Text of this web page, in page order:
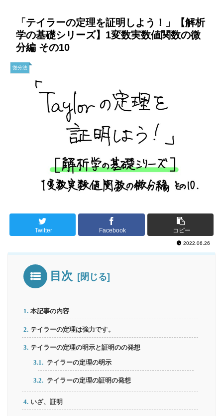
「テイラーの定理を証明しよう！」【解析
学の基礎シリーズ】1変数実数値関数の微
分編 その10
微分法
Twitter Facebook コピー
2022.06.26
目次
本記事の内容
テイラーの定理は強力です。
テイラーの定理の明示と証明のの発想
テイラーの定理の明示
テイラーの定理の証明の発想
いざ、証明